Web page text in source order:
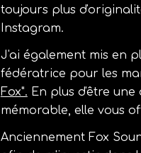
toujours plus
Instagram.
J'ai également mis en
fédératrice pour les
Fox". En plus d'être
mémorable, elle vous
Anciennement Fox